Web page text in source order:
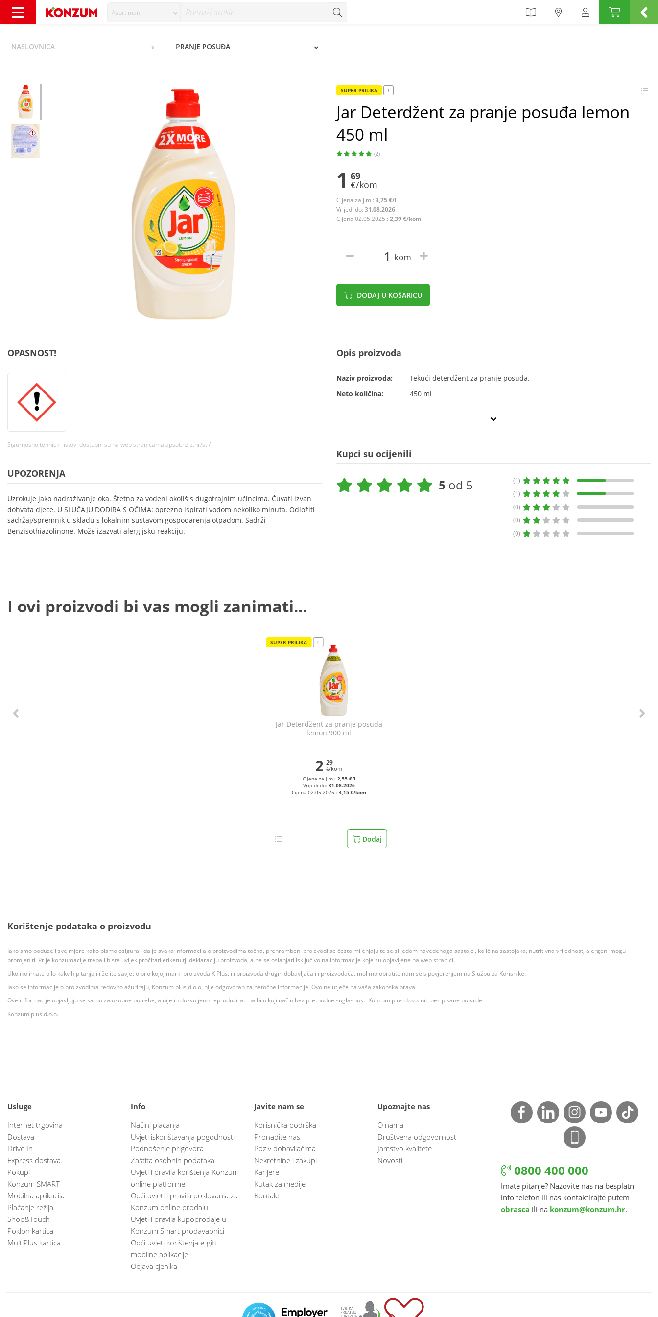
Asortiman
NASLOVNICA PRANJE POSUĐA
SUPER PRILIKA !
Jar Deterdžent za pranje posuđa lemon
450 ml
(2)
1 69
€/kom
Cijena za j.m.: 3,75 €/l
Vrijedi do: 31.08.2026
Cijena 02.05.2025.: 2,39 €/kom
kom
DODAJ U KOŠARICU
OPASNOST!
Sigurnosno tehnicki listovi dostupni su na web stranicama apsot.hzjz.hr/stl/
UPOZORENJA
Uzrokuje jako nadraživanje oka. Štetno za vodeni okoliš s dugotrajnim učincima. Čuvati izvan
dohvata djece. U SLUČAJU DODIRA S OČIMA: oprezno ispirati vodom nekoliko minuta. Odložiti
sadržaj/spremnik u skladu s lokalnim sustavom gospodarenja otpadom. Sadrži
Benzisothiazolinone. Može izazvati alergijsku reakciju.
Opis proizvoda
Naziv proizvoda:
Tekući deterdžent za pranje posuđa.
Neto količina:
450 ml
Kupci su ocijenili
5 od 5
(1)
(1)
(0)
(0)
(0)
I ovi proizvodi bi vas mogli zanimati...
SUPER PRILIKA !
Jar Deterdžent za pranje posuđa
lemon 900 ml
2 29
€/kom
Cijena za j.m.: 2,55 €/l
Vrijedi do: 31.08.2026
Cijena 02.05.2025.: 4,15 €/kom
Dodaj
Korištenje podataka o proizvodu
Iako smo poduzeli sve mjere kako bismo osigurali da je svaka informacija o proizvodima točna, prehrambeni proizvodi se često mijenjaju te se slijedom navedenoga sastojci, količina sastojaka, nutritivna vrijednost, alergeni mogu
promjeniti. Prije konzumacije trebali biste uvijek pročitati etiketu tj. deklaraciju proizvoda, a ne se oslanjati isključivo na informacije koje su objavljene na web stranici.
Ukoliko imate bilo kakvih pitanja ili želite savjet o bilo kojoj marki proizvoda K Plus, ili proizvoda drugih dobavljača ili proizvođača, molimo obratite nam se s povjerenjem na Službu za Korisnike.
Iako se informacije o proizvodima redovito ažuriraju, Konzum plus d.o.o. nije odgovoran za netočne informacije. Ovo ne utječe na vaša zakonska prava.
Ove informacije objavljuju se samo za osobne potrebe, a nije ih dozvoljeno reproducirati na bilo koji način bez prethodne suglasnosti Konzum plus d.o.o. niti bez pisane potvrde.
Konzum plus d.o.o.
Usluge
Internet trgovina
Dostava
Drive In
Express dostava
Pokupi
Konzum SMART
Mobilna aplikacija
Plaćanje režija
Shop&Touch
Poklon kartica
MultiPlus kartica
Info
Načini plaćanja
Uvjeti iskorištavanja pogodnosti
Podnošenje prigovora
Zaštita osobnih podataka
Uvjeti i pravila korištenja Konzum
online platforme
Opći uvjeti i pravila poslovanja za
Konzum online prodaju
Uvjeti i pravila kupoprodaje u
Konzum Smart prodavaonici
Opći uvjeti korištenja e-gift
mobilne aplikacije
Objava cjenika
Javite nam se
Korisnička podrška
Pronađite nas
Poziv dobavljačima
Nekretnine i zakupi
Karijere
Kutak za medije
Kontakt
Upoznajte nas
O nama
Društvena odgovornost
Jamstvo kvalitete
Novosti
0800 400 000
Imate pitanje? Nazovite nas na besplatni
info telefon ili nas kontaktirajte putem
obrasca ili na konzum@konzum.hr.